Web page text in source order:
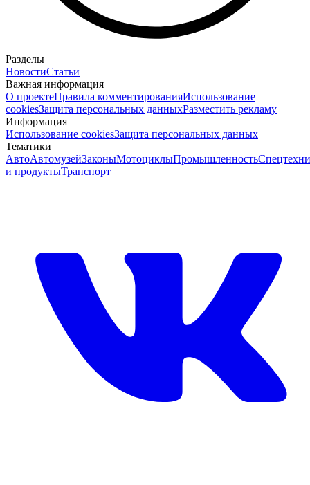
Разделы
НовостиСтатьи
Важная информация
О проектеПравила комментированияИспользование
cookiesЗащита персональных данныхРазместить рекламу
Информация
Использование cookiesЗащита персональных данных
Тематики
АвтоАвтомузейЗаконыМотоциклыПромышленность
и продуктыТранспорт